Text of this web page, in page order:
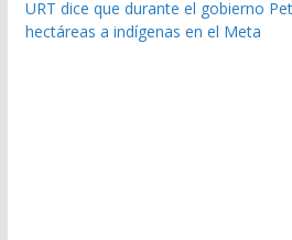
URT dice que durante el gobierno
hectáreas a indígenas en el Meta